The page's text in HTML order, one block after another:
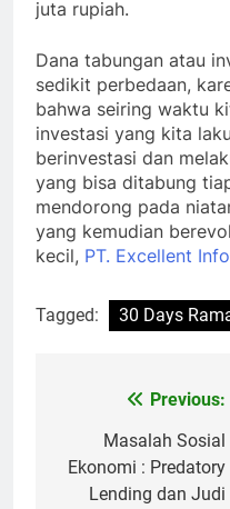
juta rupiah.
Dana tabungan atau
sedikit perbedaan,
bahwa seiring waktu
investasi yang kita
berinvestasi dan
yang bisa ditabung
mendorong pada
yang kemudian
kecil, PT. Excellent
Tagged: 30 Days
navigation
Previous:
Masalah Sosial
Ekonomi : Predatory
Lending dan Judi